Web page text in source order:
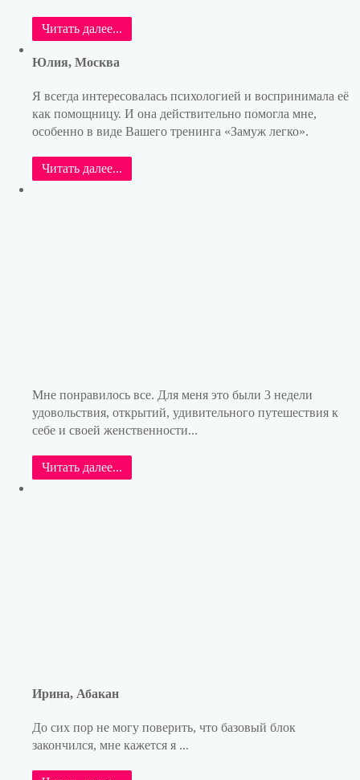
Читать далее...
Юлия, Москва
Я всегда интересовалась психологией и воспринимала её
как помощницу. И она действительно помогла мне,
особенно в виде Вашего тренинга «Замуж легко».
Читать далее...
Мне понравилось все. Для меня это были 3 недели
удовольствия, открытий, удивительного путешествия к
себе и своей женственности...
Читать далее...
Ирина, Абакан
До сих пор не могу поверить, что базовый блок
закончился, мне кажется я ...